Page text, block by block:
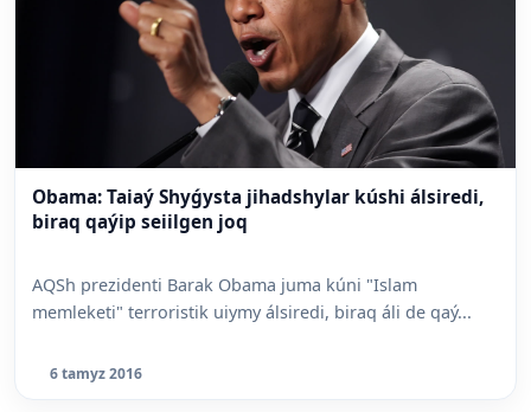
Obama: Taiaý Shyǵysta jihadshylar kúshi álsiredi,
biraq qaýip seiilgen joq
AQSh prezidenti Barak Obama juma kúni "Islam
memleketi" terroristik uiymy álsiredi, biraq áli de qaý...
6 tamyz 2016